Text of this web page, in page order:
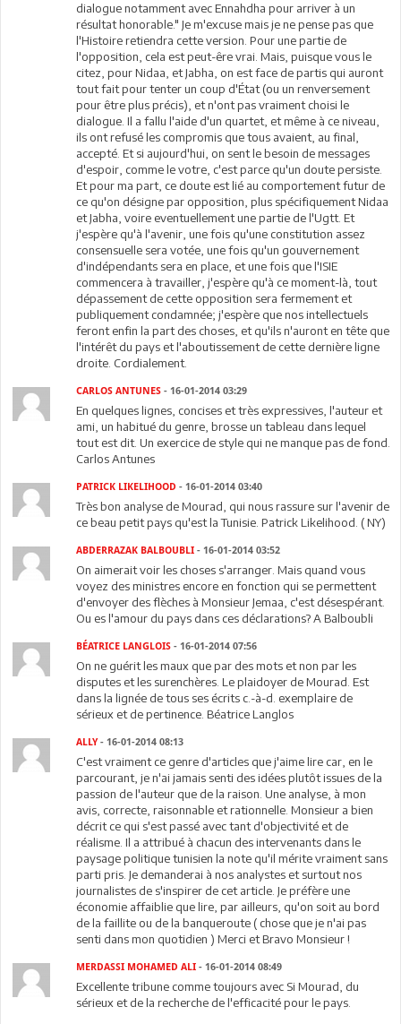
dialogue notamment avec Ennahdha pour arriver à un
résultat honorable." Je m'excuse mais je ne pense pas que
l'Histoire retiendra cette version. Pour une partie de
l'opposition, cela est peut-êre vrai. Mais, puisque vous le
citez, pour Nidaa, et Jabha, on est face de partis qui auront
tout fait pour tenter un coup d'État (ou un renversement
pour être plus précis), et n'ont pas vraiment choisi le
dialogue. Il a fallu l'aide d'un quartet, et même à ce niveau,
ils ont refusé les compromis que tous avaient, au final,
accepté. Et si aujourd'hui, on sent le besoin de messages
d'espoir, comme le votre, c'est parce qu'un doute persiste.
Et pour ma part, ce doute est lié au comportement futur de
ce qu'on désigne par opposition, plus spécifiquement Nidaa
et Jabha, voire eventuellement une partie de l'Ugtt. Et
j'espère qu'à l'avenir, une fois qu'une constitution assez
consensuelle sera votée, une fois qu'un gouvernement
d'indépendants sera en place, et une fois que l'ISIE
commencera à travailler, j'espère qu'à ce moment-là, tout
dépassement de cette opposition sera fermement et
publiquement condamnée; j'espère que nos intellectuels
feront enfin la part des choses, et qu'ils n'auront en tête que
l'intérêt du pays et l'aboutissement de cette dernière ligne
droite. Cordialement.
CARLOS ANTUNES - 16-01-2014 03:29
En quelques lignes, concises et très expressives, l'auteur et
ami, un habitué du genre, brosse un tableau dans lequel
tout est dit. Un exercice de style qui ne manque pas de fond.
Carlos Antunes
PATRICK LIKELIHOOD - 16-01-2014 03:40
Très bon analyse de Mourad, qui nous rassure sur l'avenir de
ce beau petit pays qu'est la Tunisie. Patrick Likelihood. ( NY)
ABDERRAZAK BALBOUBLI - 16-01-2014 03:52
On aimerait voir les choses s'arranger. Mais quand vous
voyez des ministres encore en fonction qui se permettent
d'envoyer des flèches à Monsieur Jemaa, c'est désespérant.
Ou es l'amour du pays dans ces déclarations? A Balboubli
BÉATRICE LANGLOIS - 16-01-2014 07:56
On ne guérit les maux que par des mots et non par les
disputes et les surenchères. Le plaidoyer de Mourad. Est
dans la lignée de tous ses écrits c.-à-d. exemplaire de
sérieux et de pertinence. Béatrice Langlos
ALLY- 16-01-2014 08:13
C'est vraiment ce genre d'articles que j'aime lire car, en le
parcourant, je n'ai jamais senti des idées plutôt issues de la
passion de l'auteur que de la raison. Une analyse, à mon
avis, correcte, raisonnable et rationnelle. Monsieur a bien
décrit ce qui s'est passé avec tant d'objectivité et de
réalisme. Il a attribué à chacun des intervenants dans le
paysage politique tunisien la note qu'il mérite vraiment sans
parti pris. Je demanderai à nos analystes et surtout nos
journalistes de s'inspirer de cet article. Je préfère une
économie affaiblie que lire, par ailleurs, qu'on soit au bord
de la faillite ou de la banqueroute ( chose que je n'ai pas
senti dans mon quotidien ) Merci et Bravo Monsieur !
MERDASSI MOHAMED ALI - 16-01-2014 08:49
Excellente tribune comme toujours avec Si Mourad, du
sérieux et de la recherche de l'efficacité pour le pays.